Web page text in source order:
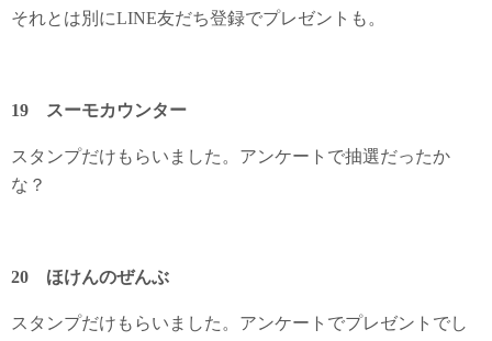
それとは別にLINE友だち登録でプレゼントも。
19 スーモカウンター
スタンプだけもらいました。アンケートで抽選だったか
な？
20 ほけんのぜんぶ
スタンプだけもらいました。アンケートでプレゼントでし